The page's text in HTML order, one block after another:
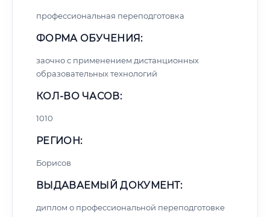
профессиональная переподготовка
ФОРМА ОБУЧЕНИЯ:
заочно с применением дистанционных
образовательных технологий
КОЛ-ВО ЧАСОВ:
1010
РЕГИОН:
Борисов
ВЫДАВАЕМЫЙ ДОКУМЕНТ:
диплом о профессиональной переподготовке